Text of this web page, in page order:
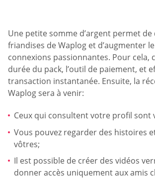
Une petite somme d’argent permet
friandises de Waplog et d’augmenter
connexions passionnantes. Pour cela,
durée du pack, l’outil de paiement, et
transaction instantanée. Ensuite, la
Waplog sera à venir:
Ceux qui consultent votre profil sont
Vous pouvez regarder des histoires
vôtres;
Il est possible de créer des vidéos
donner accès uniquement aux amis